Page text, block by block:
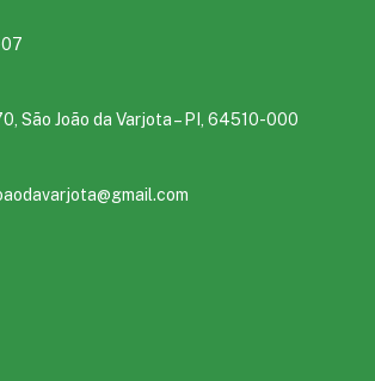
São João da Varjota – PI, 64510-000